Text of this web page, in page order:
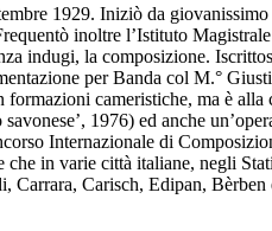
1929. Iniziò da
inoltre l’Istituto
indugi, la composizione.
per Banda col M.°
cameristiche, ma è
1976) ed anche
Internazionale di
in varie città italiane, negli
Carisch, Edipan,